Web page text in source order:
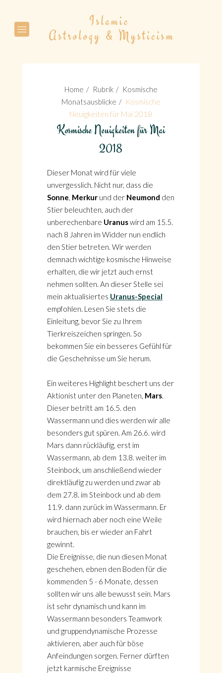
Home Rubrik
Kosmische
Monatsausblicke
Kosmische
Neuigkeiten für Mai 2018
Kosmische Neuigkeiten für Mai
2018
Dieser Monat wird für viele
unvergesslich. Nicht nur, dass die
Sonne, Merkurund der Neumond den
Stier beleuchten, auch der
unberechenbare Uranuswird am 15.5.
nach 8 Jahren im Widder nun endlich
den Stier betreten. Wir werden
demnach wichtige kosmische Hinweise
erhalten, die wir jetzt auch ernst
nehmen sollten. An dieser Stelle sei
mein aktualisiertes Uranus-Special
empfohlen. Lesen Sie stets die
Einleitung, bevor Sie zu Ihrem
Tierkreiszeichen springen. So
bekommen Sie ein besseres Gefühl für
die Geschehnisse um Sie herum.
Ein weiteres Highlight beschert uns der
Aktionist unter den Planeten, Mars.
Dieser betritt am 16.5. den
Wassermann und dies werden wir alle
besonders gut spüren. Am 26.6. wird
Mars dann rückläufig, erst im
Wassermann, ab dem 13.8. weiter im
Steinbock, um anschließend wieder
direktläufig zu werden und zwar ab
dem 27.8. im Steinbock und ab dem
11.9. dann zurück im Wassermann. Er
wird hiernach aber noch eine Weile
brauchen, bis er wieder an Fahrt
gewinnt.
Die Ereignisse, die nun diesen Monat
geschehen, ebnen den Boden für die
kommenden 5 - 6 Monate, dessen
sollten wir uns alle bewusst sein. Mars
ist sehr dynamisch und kann im
Wassermann besonders Teamwork
und gruppendynamische Prozesse
aktivieren, aber auch für böse
Anfeindungen sorgen. Ferner dürften
jetzt karmische Ereignisse